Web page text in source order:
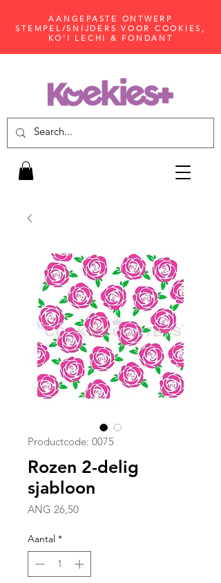
AANGEPASTE ONTWERP
STEMPEL/SNIJDERS VOOR COOKIES,
KO'I LECHI & FONDANT
Productcode: 0075
Rozen 2-delig
sjabloon
ANG 26,50Prijs
Aantal *